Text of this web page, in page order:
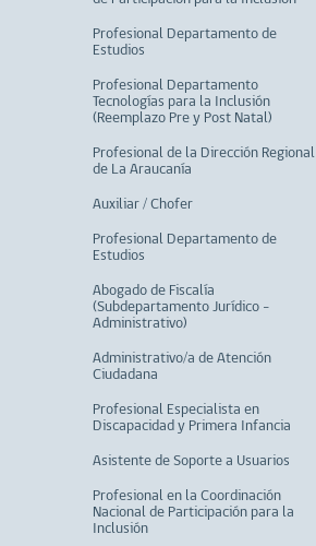
Profesional Departamento de
Estudios
Profesional Departamento
Tecnologías para la Inclusión
(Reemplazo Pre y Post Natal)
Profesional de la Dirección Regional
de La Araucanía
Auxiliar / Chofer
Profesional Departamento de
Estudios
Abogado de Fiscalía
(Subdepartamento Jurídico -
Administrativo)
Administrativo/a de Atención
Ciudadana
Profesional Especialista en
Discapacidad y Primera Infancia
Asistente de Soporte a Usuarios
Profesional en la Coordinación
Nacional de Participación para la
Inclusión